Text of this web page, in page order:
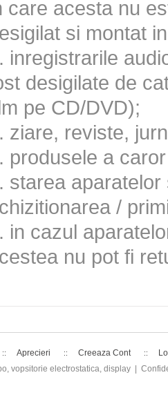
Aprecieri Creeaza Cont
vopsitorie electrostatica, display |